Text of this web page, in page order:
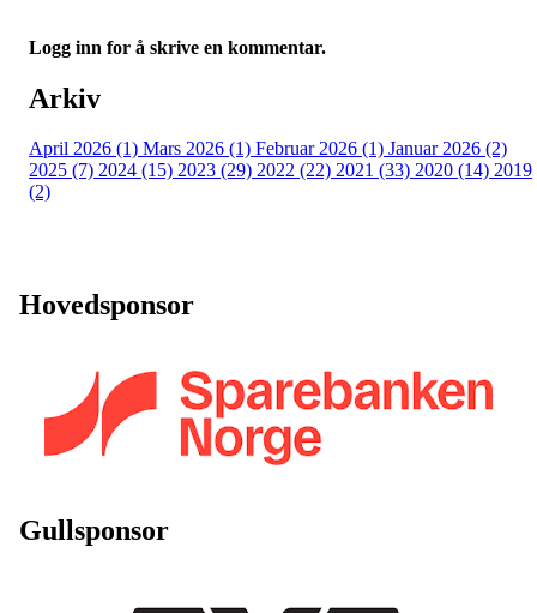
Logg inn for å skrive en kommentar.
Arkiv
April 2026 (1) Mars 2026 (1) Februar 2026 (1) Januar 2026 (2)
2025 (7) 2024 (15) 2023 (29) 2022 (22) 2021 (33) 2020 (14) 2019
(2)
Hovedsponsor
Gullsponsor